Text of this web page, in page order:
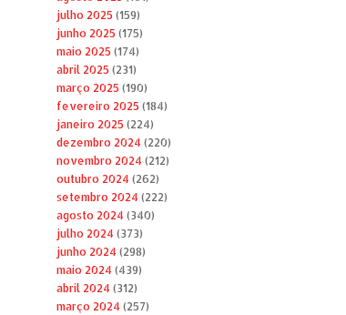
julho 2025 (159)
junho 2025 (175)
maio 2025 (174)
abril 2025 (231)
março 2025 (190)
fevereiro 2025 (184)
janeiro 2025 (224)
dezembro 2024 (220)
novembro 2024 (212)
outubro 2024 (262)
setembro 2024 (222)
agosto 2024 (340)
julho 2024 (373)
junho 2024 (298)
maio 2024 (439)
abril 2024 (312)
março 2024 (257)